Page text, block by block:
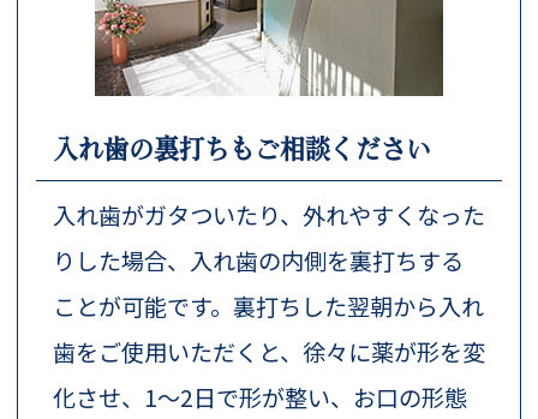
入れ歯の裏打ちもご相談ください
入れ歯がガタついたり、外れやすくなった
りした場合、入れ歯の内側を裏打ちする
ことが可能です。裏打ちした翌朝から入れ
歯をご使用いただくと、徐々に薬が形を変
化させ、1～2日で形が整い、お口の形態